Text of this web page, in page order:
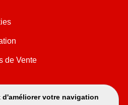
votre navigation
de Vente